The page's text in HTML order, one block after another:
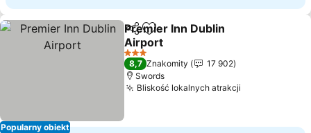
Popularny obiekt
Udostępnij
Dodaj do ulubionych
Premier Inn Dublin
Airport
3 Kategoria
8,7 Znakomity
17 902
Swords
Bliskość lokalnych atrakcji